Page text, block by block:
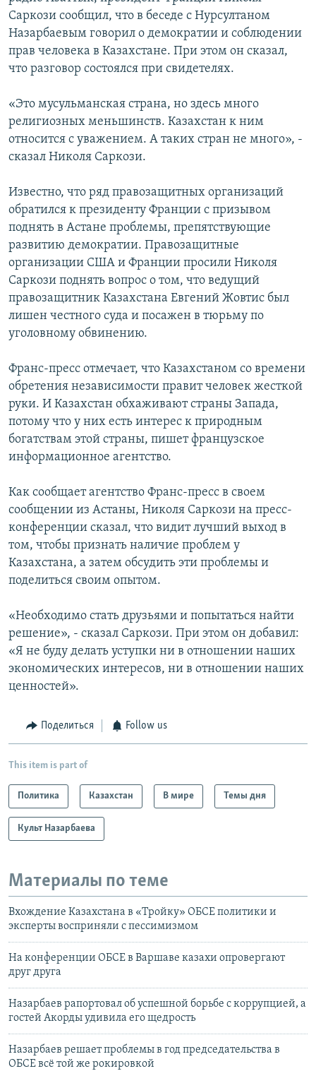
Саркози сообщил, что в беседе с Нурсултаном
Назарбаевым говорил о демократии и соблюдении
прав человека в Казахстане. При этом он сказал,
что разговор состоялся при свидетелях.
«Это мусульманская страна, но здесь много
религиозных меньшинств. Казахстан к ним
относится с уважением. А таких стран не много», -
сказал Николя Саркози.
Известно, что ряд правозащитных организаций
обратился к президенту Франции с призывом
поднять в Астане проблемы, препятствующие
развитию демократии. Правозащитные
организации США и Франции просили Николя
Саркози поднять вопрос о том, что ведущий
правозащитник Казахстана Евгений Жовтис был
лишен честного суда и посажен в тюрьму по
уголовному обвинению.
Франс-пресс отмечает, что Казахстаном со времени
обретения независимости правит человек жесткой
руки. И Казахстан обхаживают страны Запада,
потому что у них есть интерес к природным
богатствам этой страны, пишет французское
информационное агентство.
Как сообщает агентство Франс-пресс в своем
сообщении из Астаны, Николя Саркози на пресс-
конференции сказал, что видит лучший выход в
том, чтобы признать наличие проблем у
Казахстана, а затем обсудить эти проблемы и
поделиться своим опытом.
«Необходимо стать друзьями и попытаться найти
решение», - сказал Саркози. При этом он добавил:
«Я не буду делать уступки ни в отношении наших
экономических интересов, ни в отношении наших
ценностей».
Поделиться Follow us
This item is part of
Политика Казахстан В мире Темы дня
Культ Назарбаева
Материалы по теме
Вхождение Казахстана в «Тройку» ОБСЕ политики и
эксперты восприняли с пессимизмом
На конференции ОБСЕ в Варшаве казахи опровергают
друг друга
Назарбаев рапортовал об успешной борьбе с коррупцией, а
гостей Акорды удивила его щедрость
Назарбаев решает проблемы в год председательства в
ОБСЕ всё той же рокировкой